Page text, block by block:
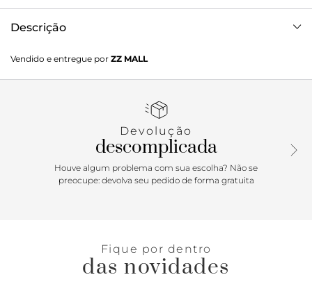
Descrição
bico fino. Aberto atrás, possui recorte arredondado no
cabedal e aplicação de tiras largas que fecham em laço.
e contorna o calcanhar. Com palmilha rosa e inscrição do
Vendido e entregue por ZZ MALL
Devolução
descomplicada
Houve algum problema com sua escolha? Não se
preocupe: devolva seu pedido de forma gratuita
Fique por dentro
das novidades